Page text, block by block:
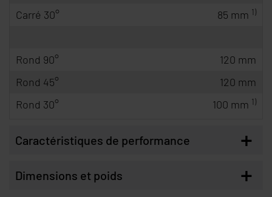
Carré 30°
85 mm 1)
Rond 90°
120 mm
Rond 45°
120 mm
Rond 30°
100 mm 1)
Caractéristiques de performance +
Dimensions et poids +